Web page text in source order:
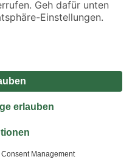
dargestellten Angebote sind unter
Verfügbarkeiten beziehen
für Artikel mit Speditionsversand, hier
Vertrag widerrufen